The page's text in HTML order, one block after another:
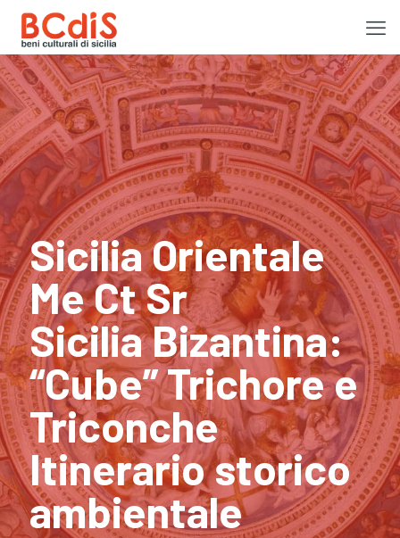
Sicilia Orientale
Me Ct Sr
Sicilia Bizantina:
“Cube” Trichore e
Triconche
Itinerario storico
ambientale